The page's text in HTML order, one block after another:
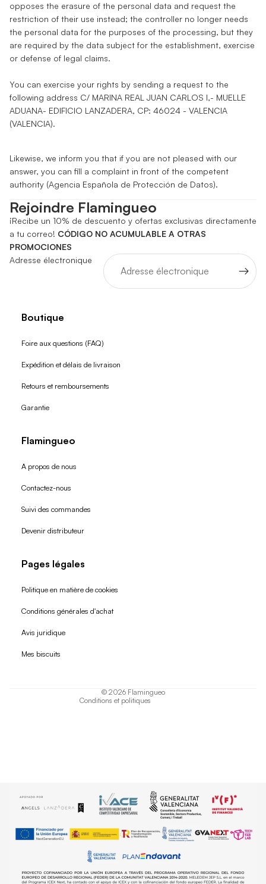
opposes the erasure of the personal data and request the
restriction of their use instead; the controller no longer needs
the personal data for the purposes of the processing, but they
are required by the data subject for the establishment, exercise
or defense of legal claims.
You can exercise your rights by sending a request to the
following address C/ MARINA REAL JUAN CARLOS I,- MUELLE
ADUANA- EDIFICIO LANZADERA, CP: 46024 - VALENCIA
(VALENCIA).
Likewise, we inform you that if you are not pleased with our
answer, you can fill a complaint in front of the competent
authority (Agencia Española de Protección de Datos).
Rejoindre Flamingueo
¡Recibe un 10% de descuento y ofertas exclusivas directamente
a tu correo! CÓDIGO NO ACUMULABLE A OTRAS
PROMOCIONES
Adresse électronique
Boutique
Foire aux questions (FAQ)
Expédition et délais de livraison
Retours et remboursements
Garantie
Flamingueo
A propos de nous
Contactez-nous
Suivi des commandes
Devenir distributeur
Pages légales
Politique en matière de cookies
Conditions générales d'achat
Avis juridique
Mes biscuits
© 2026 Flamingueo
Conditions et politiques
Politique de remboursement